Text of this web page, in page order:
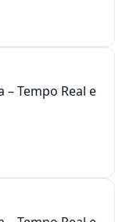
Tempo Real e